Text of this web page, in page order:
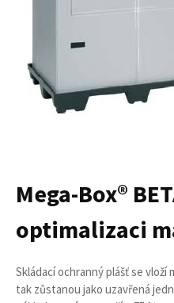
Mega-Box®
optimalizaci
Skládací ochranný plášť se vloží
tak zůstanou jako uzavřená